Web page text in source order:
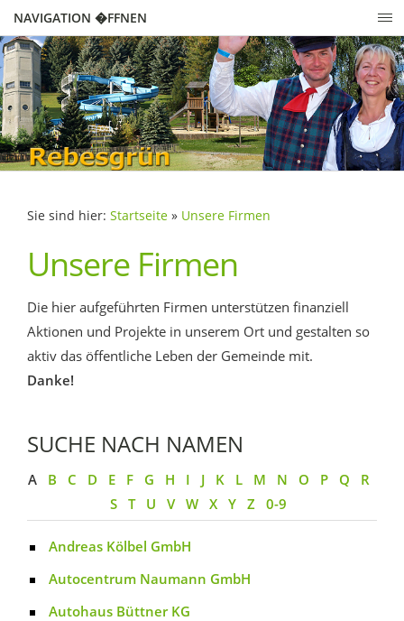
NAVIGATION �FFNEN
Sie sind hier: Startseite » Unsere Firmen
Unsere Firmen
Die hier aufgeführten Firmen unterstützen finanziell
Aktionen und Projekte in unserem Ort und gestalten so
aktiv das öffentliche Leben der Gemeinde mit.
Danke!
SUCHE NACH NAMEN
A B C D E F G H I J K L M N O P Q
R
S T U V W X Y Z 0-9
Andreas Kölbel GmbH
Autocentrum Naumann GmbH
Autohaus Büttner KG